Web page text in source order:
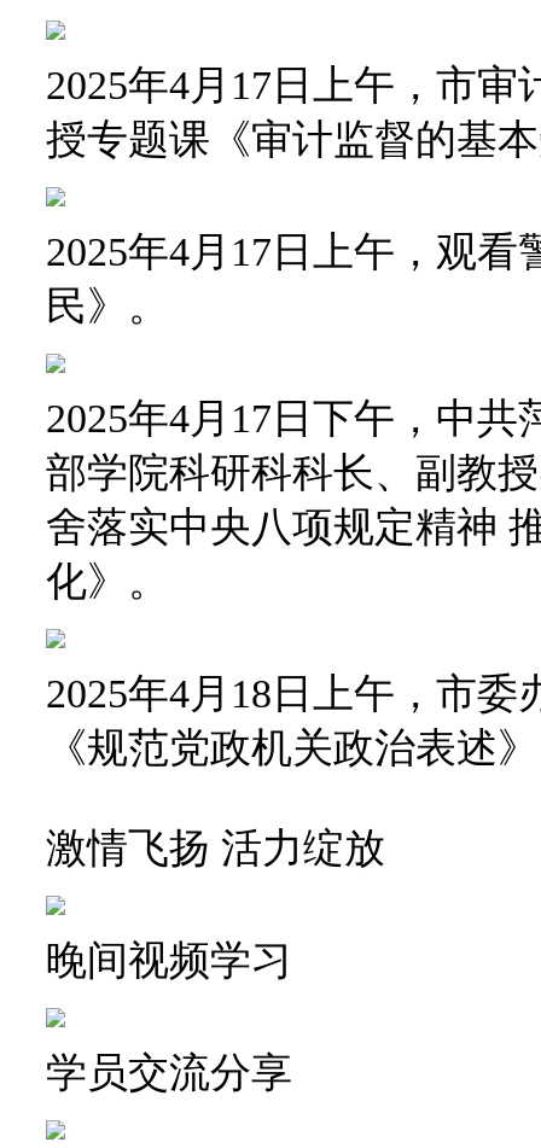
2025年4月17日上午，市
授专题课《审计监督的基
2025年4月17日上午，观
民》。
2025年4月17日下午，中
部学院科研科科长、副教
舍落实中央八项规定精神
化》。
2025年4月18日上午，市
《规范党政机关政治表述
激情飞扬 活力绽放
晚间视频学习
学员交流分享